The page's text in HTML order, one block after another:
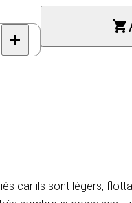
car ils sont légers,